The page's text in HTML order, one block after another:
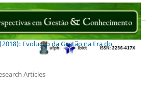
Evolução da Gestão na Era do
Articles